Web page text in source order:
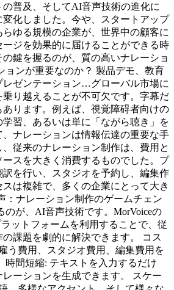
普及、そしてAI音声技術の進化に
化しました。今や、スタートアップ
ゆる規模の企業が、世界中の顧客に
ジを効果的に届けることができる時
鍵を握るのが、質の高いナレーショ
ョンが重要なのか？ 製品デモ、教育
レゼンテーション…グローバル市場に
り越えることが不可欠です。字幕だ
ります。例えば、視覚障碍者向けの
習、あるいは単に「ながら聴き」を
ナレーションは情報伝達の重要な手
従来のナレーション制作は、費用と
スを大きく消費するものでした。プ
訳を行い、スタジオを予約し、編集作
は複雑で、多くの企業にとって大き
：ナレーション制作のゲームチェン
のが、AI音声技術です。MorVoiceの
ットフォームを利用することで、従
課題を劇的に解決できます。 コス
う費用、スタジオ費用、編集費用を
時間短縮: テキストを入力するだけ
ーションを生成できます。 スケー